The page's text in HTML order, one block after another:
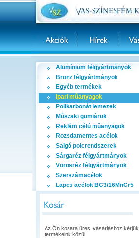
Alumínium félgyártmányok
Bronz félgyártmányok
Egyéb termékek
Ipari mûanyagok
Polikarbonát lemezek
Mûszaki gumiáruk
Reklám célú mûanyagok
Rozsdamentes acélok
Salgó polcrendszerek
Sárgaréz félgyártmányok
Vörösréz félgyártmányok
Szerszámacélok
Lapos acélok BC3/16MnCr5
Az Ön kosara üres, vásárláshoz
termékeink közül!